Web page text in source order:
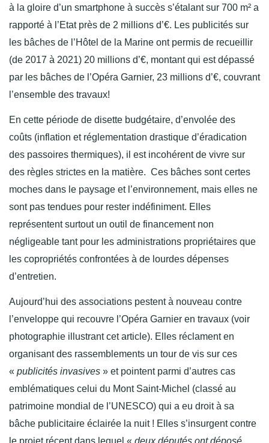
à la gloire d’un smartphone à succès s’étalant sur 700 m² a
rapporté à l’Etat près de 2 millions d’€. Les publicités sur
les bâches de l’Hôtel de la Marine ont permis de recueillir
(de 2017 à 2021) 20 millions d’€, montant qui est dépassé
par les bâches de l’Opéra Garnier, 23 millions d’€, couvrant
l’ensemble des travaux!
En cette période de disette budgétaire, d’envolée des
coûts (inflation et réglementation drastique d’éradication
des passoires thermiques), il est incohérent de vivre sur
des règles strictes en la matière. Ces bâches sont certes
moches dans le paysage et l’environnement, mais elles ne
sont pas tendues pour rester indéfiniment. Elles
représentent surtout un outil de financement non
négligeable tant pour les administrations propriétaires que
les copropriétés confrontées à de lourdes dépenses
d’entretien.
Aujourd’hui des associations pestent à nouveau contre
l’enveloppe qui recouvre l’Opéra Garnier en travaux (voir
photographie illustrant cet article). Elles réclament en
organisant des rassemblements un tour de vis sur ces
« publicités invasives » et pointent parmi d’autres cas
emblématiques celui du Mont Saint-Michel (classé au
patrimoine mondial de l’UNESCO) qui a eu droit à sa
bâche publicitaire éclairée la nuit ! Elles s’insurgent contre